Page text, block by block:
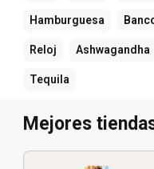
Hamburguesa
Reloj Ashwagandha
Tequila
Mejores